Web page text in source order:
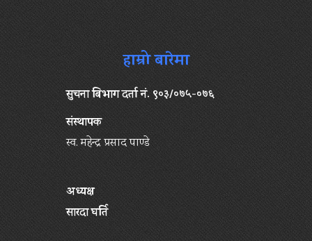
हाम्रो बारेमा
सुचना बिभाग दर्ता नं. ९०३/०७५-०७६
संस्थापक
स्व. महेन्द्र प्रसाद पाण्डे
अध्यक्ष
सारदा घर्ति